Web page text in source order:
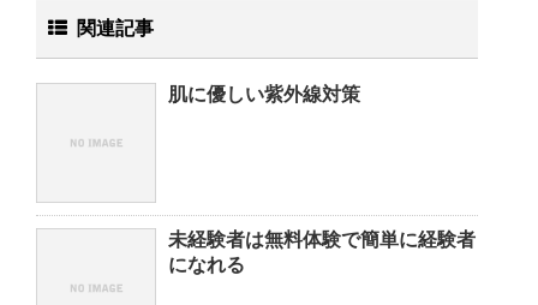
関連記事
肌に優しい紫外線対策
未経験者は無料体験で簡単に経験者
になれる